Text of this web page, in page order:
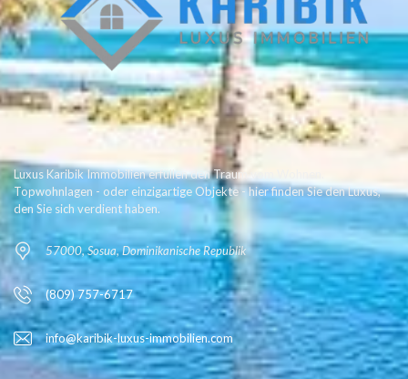
Luxus Karibik Immobilien erfüllen den Traum vom Wohnen.
Topwohnlagen - oder einzigartige Objekte - hier finden Sie den Luxus,
den Sie sich verdient haben.
57000, Sosua, Dominikanische Republik
(809) 757-6717
info@karibik-luxus-immobilien.com